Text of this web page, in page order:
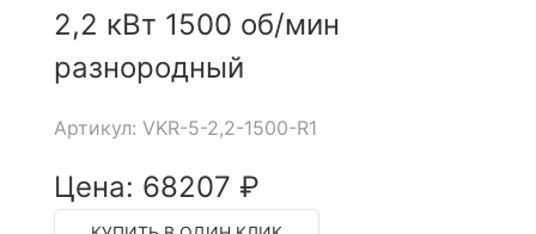
2,2 кВт 1500 об/мин
разнородный
Артикул: VKR-5-2,2-1500-R1
Цена: 68207 ₽